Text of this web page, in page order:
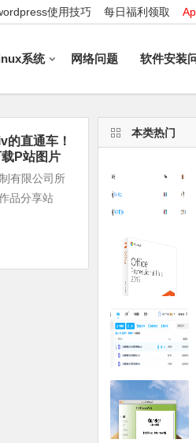
使用技巧 每日福利领取
系统 网络问题 软件安装
直通车！
P站图片
有限公司所
品分享站
本类热门